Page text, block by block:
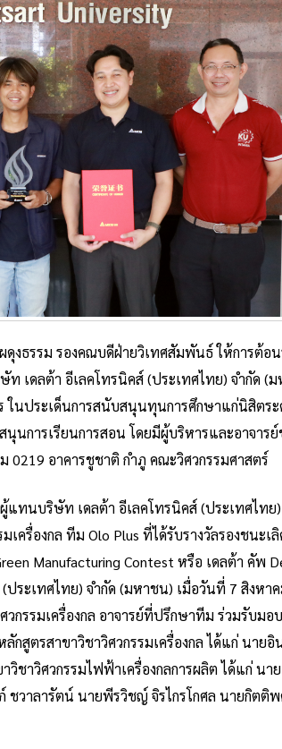
งธรรม รองคณบดีฝ่ายวิเทศสัมพันธ์ ให้การต้อ
เดลต้า อีเลคโทรนิคส์ (ประเทศไทย) จำกัด (
ในประเด็นการสนับสนุนทุนการศึกษาแก่นิสิตร
นการเรียนการสอน โดยมีผู้บริหารและอาจาร
อาคารชูชาติ กำภู คณะวิศวกรรมศาสตร์
ทนบริษัท เดลต้า อีเลคโทรนิคส์ (ประเทศไทย)
ครื่องกล ทีม Olo Plus ที่ได้รับรางวัลรองชนะเลิ
Manufacturing Contest หรือ เดลต้า คัพ
ระเทศไทย) จำกัด (มหาชน) เมื่อวันที่ 7 สิงหา
กรรมเครื่องกล อาจารย์ที่ปรึกษาทีม ร่วมรับมอ
สูตรสาขาวิชาวิศวกรรมเครื่องกล ได้แก่ นาย
าวิศวกรรมไฟฟ้าเครื่องกลการผลิต ได้แก่ นา
ชวาลารัตน์ นายพีรวิชญ์ จิรไกรโกศล นายกิตติ